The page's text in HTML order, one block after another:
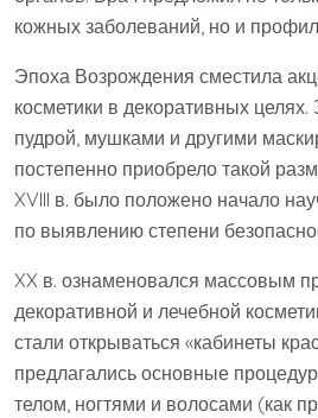
кожных заболеваний, но и
Эпоха Возрождения сместила
косметики в декоративных
пудрой, мушками и другими
постепенно приобрело такой
XVIII в. было положено начало
по выявлению степени
XX в. ознаменовался массовым
декоративной и лечебной
стали открываться «кабинеты
предлагались основные
телом, ногтями и волосами (как